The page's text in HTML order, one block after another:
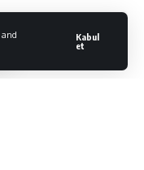
and
Kabul
et